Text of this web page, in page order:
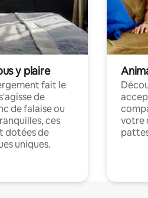
y plaire
fait le
de
de falaise ou
ces
dotées de
uniques.
votre